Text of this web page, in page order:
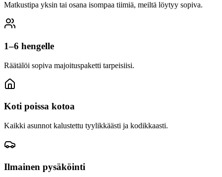
Matkustipa yksin tai osana isompaa tiimiä, meiltä löytyy sopiva.
1–6 hengelle
Räätälöi sopiva majoituspaketti tarpeisiisi.
Koti poissa kotoa
Kaikki asunnot kalustettu tyylikkäästi ja kodikkaasti.
Ilmainen pysäköinti